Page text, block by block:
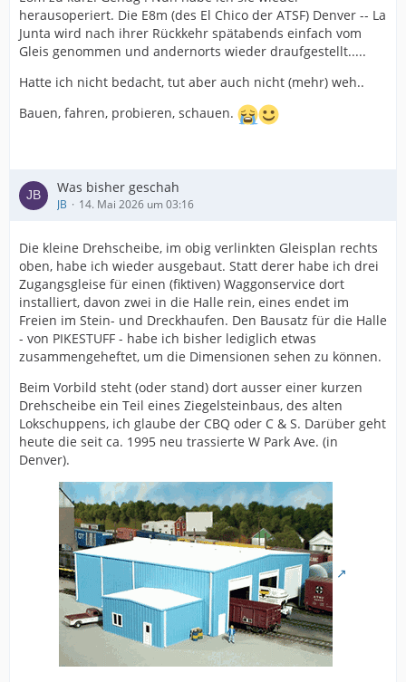
herausoperiert. Die E8m (des El Chico der ATSF) Denver -- La
Junta wird nach ihrer Rückkehr spätabends einfach vom
Gleis genommen und andernorts wieder draufgestellt.....
Hatte ich nicht bedacht, tut aber auch nicht (mehr) weh..
Bauen, fahren, probieren, schauen.
Was bisher geschah
JB 14. Mai 2026 um 03:16
Die kleine Drehscheibe, im obig verlinkten Gleisplan rechts
oben, habe ich wieder ausgebaut. Statt derer habe ich drei
Zugangsgleise für einen (fiktiven) Waggonservice dort
installiert, davon zwei in die Halle rein, eines endet im
Freien im Stein- und Dreckhaufen. Den Bausatz für die Halle
- von PIKESTUFF - habe ich bisher lediglich etwas
zusammengeheftet, um die Dimensionen sehen zu können.
Beim Vorbild steht (oder stand) dort ausser einer kurzen
Drehscheibe ein Teil eines Ziegelsteinbaus, des alten
Lokschuppens, ich glaube der CBQ oder C & S. Darüber geht
heute die seit ca. 1995 neu trassierte W Park Ave. (in
Denver).